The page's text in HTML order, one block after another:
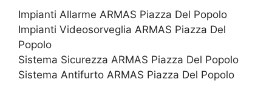
Impianti Allarme ARMAS Piazza Del Popolo
Impianti Videosorveglia ARMAS Piazza Del
Popolo
Sistema Sicurezza ARMAS Piazza Del Popolo
Sistema Antifurto ARMAS Piazza Del Popolo